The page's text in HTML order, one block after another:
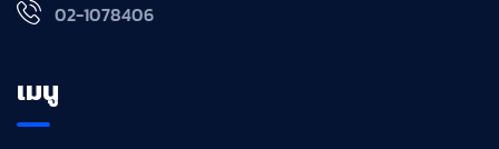
02-1078406
เมนู